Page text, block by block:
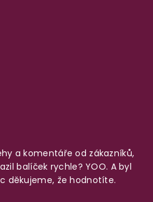
a komentáře od zákazníků,
balíček rychle? YOO. A byl
děkujeme, že hodnotíte.